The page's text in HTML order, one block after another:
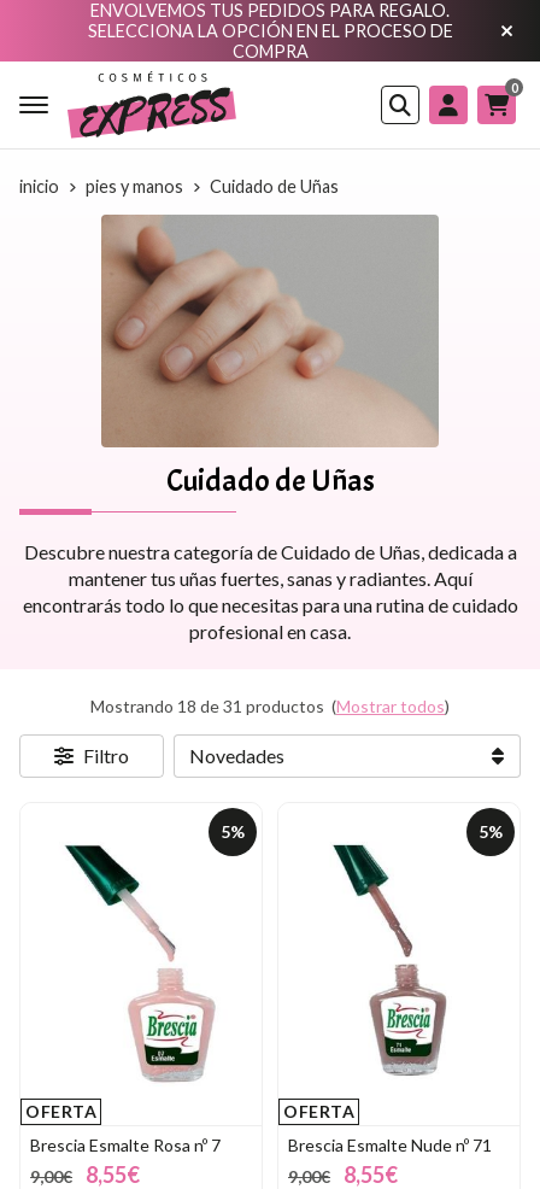
ENVOLVEMOS TUS PEDIDOS PARA REGALO.
SELECCIONA LA OPCIÓN EN EL PROCESO DE
COMPRA
Buscar
0
inicio pies y manos Cuidado de Uñas
Cuidado de Uñas
Descubre nuestra categoría de Cuidado de Uñas, dedicada a
mantener tus uñas fuertes, sanas y radiantes. Aquí
encontrarás todo lo que necesitas para una rutina de cuidado
profesional en casa.
Mostrando 18 de 31 productos (Mostrar todos)
Filtro
5%
OFERTA
Brescia Esmalte Rosa nº 7
9,00€
8,55€
5%
OFERTA
Brescia Esmalte Nude nº 71
9,00€
8,55€